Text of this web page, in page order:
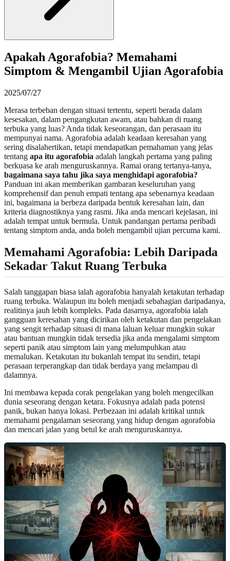
Apakah Agorafobia? Memahami
Simptom & Mengambil Ujian Agorafobia
2025/07/27
Merasa terbeban dengan situasi tertentu, seperti berada dalam
kesesakan, dalam pengangkutan awam, atau bahkan di ruang
terbuka yang luas? Anda tidak keseorangan, dan perasaan itu
mempunyai nama. Agorafobia adalah keadaan keresahan yang
sering disalahertikan, tetapi mendapatkan pemahaman yang jelas
tentang apa itu agorafobia adalah langkah pertama yang paling
berkuasa ke arah menguruskannya. Ramai orang tertanya-tanya,
bagaimana saya tahu jika saya menghidapi agorafobia?
Panduan ini akan memberikan gambaran keseluruhan yang
komprehensif dan penuh empati tentang apa sebenarnya keadaan
ini, bagaimana ia berbeza daripada bentuk keresahan lain, dan
kriteria diagnostiknya yang rasmi. Jika anda mencari kejelasan, ini
adalah tempat untuk bermula. Untuk pandangan pertama peribadi
tentang simptom anda, anda boleh mengambil ujian percuma kami.
Memahami Agorafobia: Lebih Daripada
Sekadar Takut Ruang Terbuka
Salah tanggapan biasa ialah agorafobia hanyalah ketakutan terhadap
ruang terbuka. Walaupun itu boleh menjadi sebahagian daripadanya,
realitinya jauh lebih kompleks. Pada dasarnya, agorafobia ialah
gangguan keresahan yang dicirikan oleh ketakutan dan pengelakan
yang sengit terhadap situasi di mana laluan keluar mungkin sukar
atau bantuan mungkin tidak tersedia jika anda mengalami simptom
seperti panik atau simptom lain yang melumpuhkan atau
memalukan. Ketakutan itu bukanlah tempat itu sendiri, tetapi
perasaan terperangkap dan tidak berdaya yang melampau di
dalamnya.
Ini membawa kepada corak pengelakan yang boleh mengecilkan
dunia seseorang dengan ketara. Fokusnya adalah pada potensi
panik, bukan hanya lokasi. Perbezaan ini adalah kritikal untuk
memahami pengalaman seseorang yang hidup dengan agorafobia
dan mencari jalan yang betul ke arah menguruskannya.